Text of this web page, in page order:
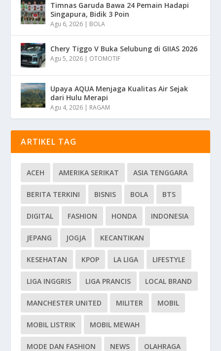
Timnas Garuda Bawa 24 Pemain Hadapi
Singapura, Bidik 3 Poin
Agu 6, 2026 | BOLA
Chery Tiggo V Buka Selubung di GIIAS 2026
Agu 5, 2026 | OTOMOTIF
Upaya AQUA Menjaga Kualitas Air Sejak
dari Hulu Merapi
Agu 4, 2026 | RAGAM
ARTIKEL TAG
ACEH AMERIKA SERIKAT ASIA TENGGARA
BERITA TERKINI BISNIS BOLA BTS
DIGITAL FASHION HONDA INDONESIA
JEPANG JOGJA KECANTIKAN
KESEHATAN KPOP LA LIGA LIFESTYLE
LIGA INGGRIS LIGA PRANCIS LOCAL BRAND
MANCHESTER UNITED MILITER MOBIL
MOBIL LISTRIK MOBIL MEWAH
MODE DAN FASHION NEWS OLAHRAGA